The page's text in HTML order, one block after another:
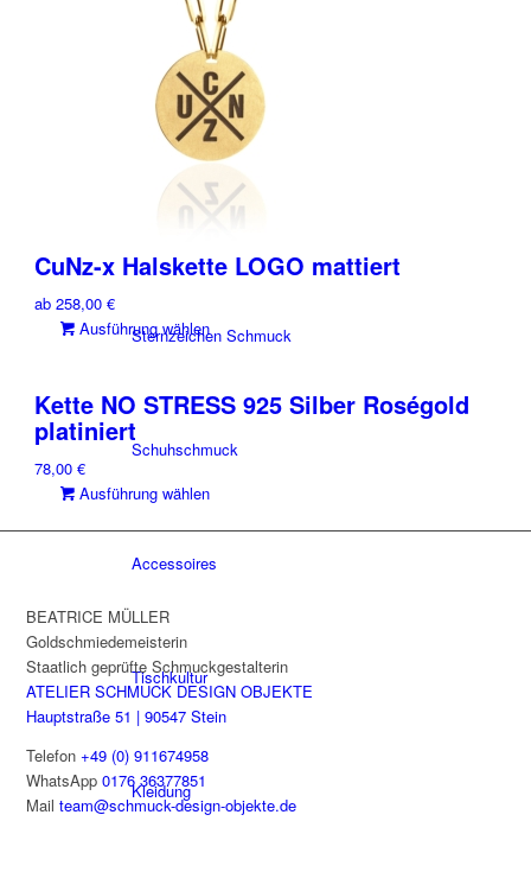
Ringe
Sternzeichen Schmuck
Schuhschmuck
Accessoires
Tischkultur
Kleidung
Produktseite
werden
CuNz-x Halskette LOGO mattiert
ab258,00€
Ausführung wählen
Dieses
mehrere
auf.
können
Kette NO STRESS 925 Silber Roségold
platiniert
78,00€
Ausführung wählen
Optionen
können
werden
BEATRICE MÜLLER
Goldschmiedemeisterin
Staatlich geprüfte Schmuckgestalterin
ATELIER SCHMUCK DESIGN OBJEKTE
Hauptstraße 51 | 90547 Stein
Telefon+49 (0) 911674958
WhatsApp0176 36377851
Mailteam@schmuck-design-objekte.de